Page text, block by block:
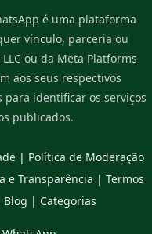
é uma plataforma
vínculo, parceria ou
ou da Meta Platforms
aos seus respectivos
identificar os serviços
publicados.
| Política de Moderação
e Transparência | Termos
Blog | Categorias